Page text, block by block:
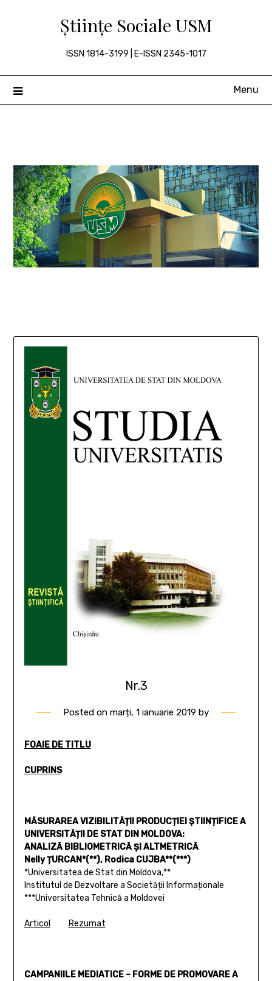
Științe Sociale USM
ISSN 1814-3199 | E-ISSN 2345-1017
Menu
Nr.3
Posted on marți, 1 ianuarie 2019 by
FOAIE DE TITLU
CUPRINS
MĂSURAREA VIZIBILITĂȚII PRODUCȚIEI ȘTIINȚIFICE A
UNIVERSITĂȚII DE STAT DIN MOLDOVA:
ANALIZĂ BIBLIOMETRICĂ ȘI ALTMETRICĂ
Nelly ȚURCAN*(**), Rodica CUJBA**(***)
*Universitatea de Stat din Moldova,**
Institutul de Dezvoltare a Societății Informaționale
***Universitatea Tehnică a Moldovei
Articol Rezumat
CAMPANIILE MEDIATICE – FORME DE PROMOVARE A